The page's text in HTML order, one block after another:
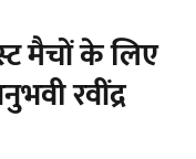
मैचों के लिए
रवींद्र